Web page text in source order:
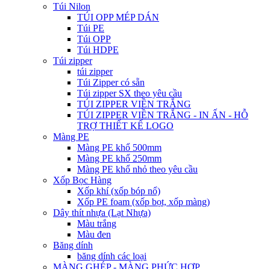
Túi Nilon
TÚI OPP MÉP DÁN
Túi PE
Túi OPP
Túi HDPE
Túi zipper
túi zipper
Túi Zipper có sẵn
Túi zipper SX theo yêu cầu
TÚI ZIPPER VIỀN TRẮNG
TÚI ZIPPER VIỀN TRẮNG - IN ẤN - HỖ
TRỢ THIẾT KẾ LOGO
Màng PE
Màng PE khổ 500mm
Màng PE khổ 250mm
Màng PE khổ nhỏ theo yêu cầu
Xốp Bọc Hàng
Xốp khí (xốp bóp nổ)
Xốp PE foam (xốp bọt, xốp màng)
Dây thít nhựa (Lạt Nhựa)
Màu trắng
Màu đen
Băng dính
băng dính các loại
MÀNG GHÉP - MÀNG PHỨC HỢP